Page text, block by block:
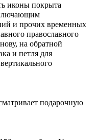
иконы покрыта
и прочих временных
православного
на обратной
и петля для
подарочную